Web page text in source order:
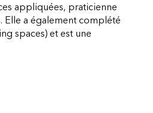
appliquées, praticienne
Elle a également complété
spaces) et est une